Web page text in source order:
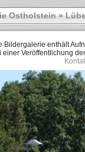
Ostholstein»
Bildergalerie enthält
einer Veröffentlichung